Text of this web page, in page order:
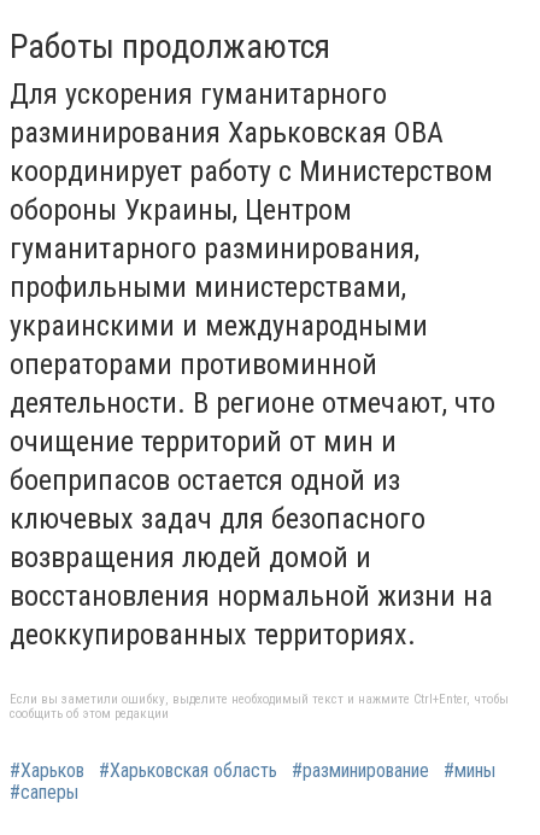
Работы продолжаются
Для ускорения гуманитарного
разминирования Харьковская ОВА
координирует работу с Министерством
обороны Украины, Центром
гуманитарного разминирования,
профильными министерствами,
украинскими и международными
операторами противоминной
деятельности. В регионе отмечают, что
очищение территорий от мин и
боеприпасов остается одной из
ключевых задач для безопасного
возвращения людей домой и
восстановления нормальной жизни на
деоккупированных территориях.
Если вы заметили ошибку, выделите необходимый текст и нажмите Ctrl+Enter, чтобы
сообщить об этом редакции
#Харьков #Харьковская область #разминирование
#мины
#саперы